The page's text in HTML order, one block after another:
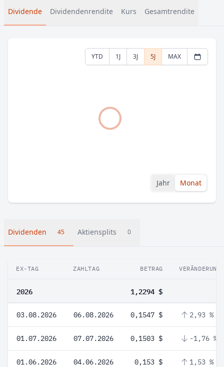
Dividende Dividendenrendite Kurs Gesamtrendite
YTD 1J 3J 5J MAX
Jahr Monat
Dividenden 45 Aktiensplits 0
EX-TAG ZAHLTAG BETRAG VERÄNDERUNG
2026 1,2294 $
03.08.2026 06.08.2026 0,1547 $ 2,93 %
01.07.2026 07.07.2026 0,1503 $ -1,76 %
01.06.2026 04.06.2026 0,153 $ 1,53 %